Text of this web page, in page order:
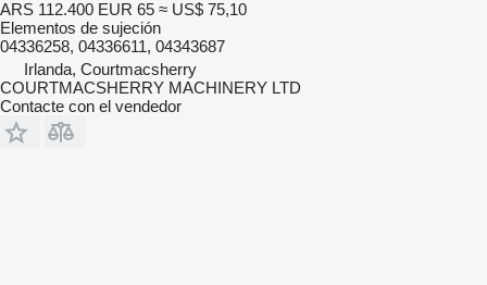
ARS 112.400 EUR 65 ≈ US$ 75,10
Elementos de sujeción
04336258, 04336611, 04343687
Irlanda, Courtmacsherry
COURTMACSHERRY MACHINERY LTD
Contacte con el vendedor